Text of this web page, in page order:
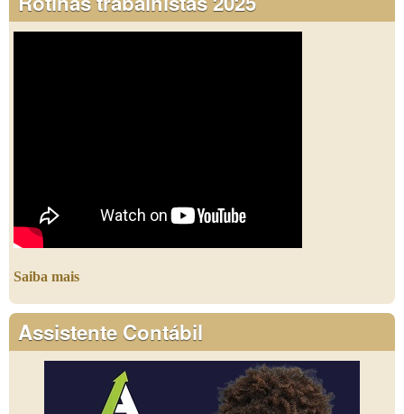
Saiba mais
Assistente Contábil